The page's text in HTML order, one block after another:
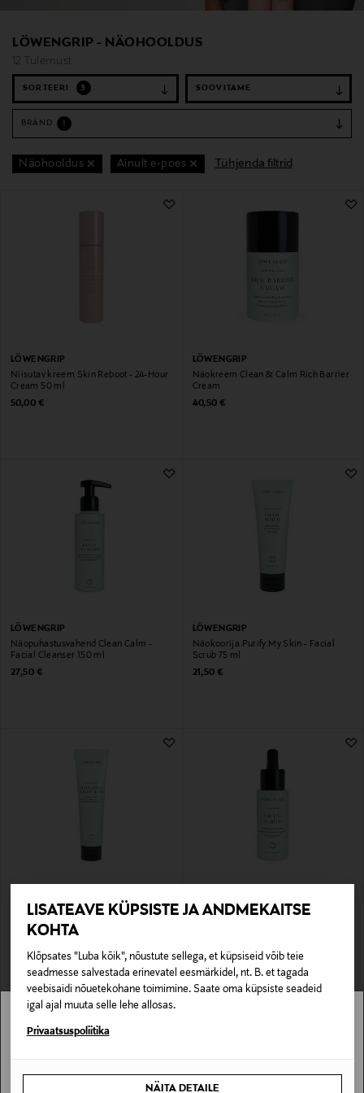
LISATEAVE KÜPSISTE JA ANDMEKAITSE
KOHTA
Klõpsates "Luba kõik", nõustute sellega, et küpsiseid võib teie
seadmesse salvestada erinevatel eesmärkidel, nt. B. et tagada
veebisaidi nõuetekohane toimimine. Saate oma küpsiste seadeid
igal ajal muuta selle lehe allosas.
Privaatsuspoliitika
NÄITA DETAILE
LÖWENGRIP - NÄOHOOLDUS
12 Tulemust
SORTEERI 3
BRÄND
Näohooldus Ainult e-poes Tühjenda filtrid
LÖWENGRIP
Niisutav kreem Skin Reboot - 24-Hour
Cream 50 ml
Original Price
50,00 €
LÖWENGRIP
Näokreem Clean & Calm Rich Barrier
Cream
Original Price
40,50 €
LÖWENGRIP
Näopuhastusvahend Clean Calm -
Facial Cleanser 150 ml
Original Price
27,50 €
LÖWENGRIP
Näokoorija Purify My Skin - Facial
Scrub 75 ml
Original Price
21,50 €
Niisutav öömask Clean & Calm 100 ml
Original Price
31,90 €
Näoseerum The Serum - Facial Serum
Stockmann pole Sinu riigis saadaval.